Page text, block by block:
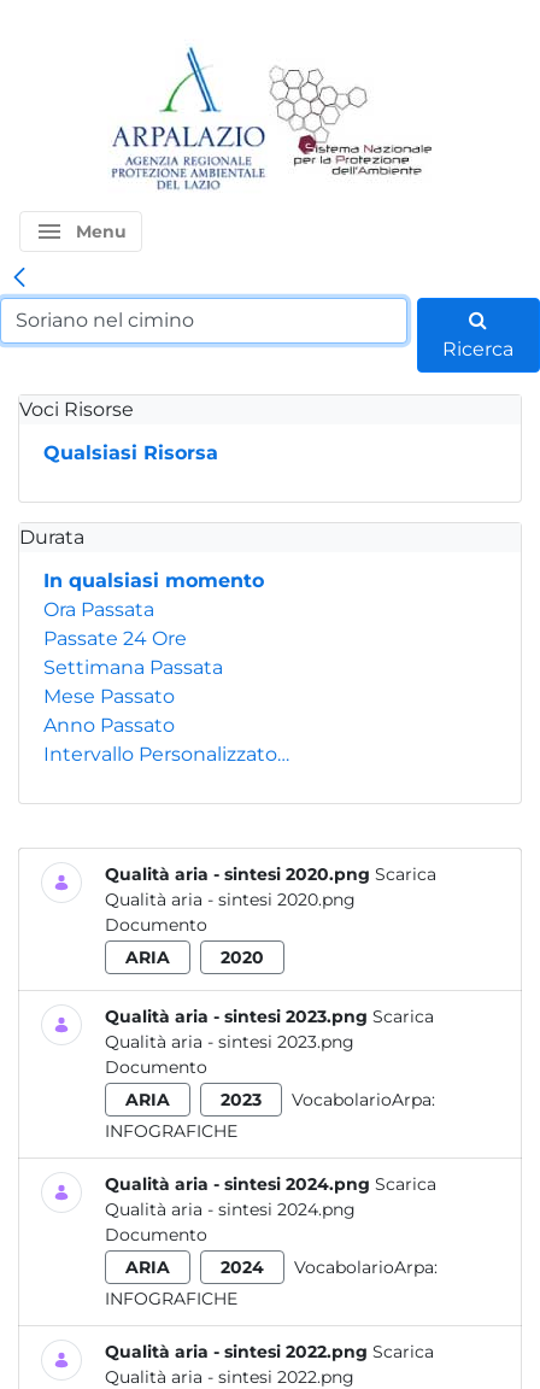
menu Menu
Ricerca
Voci Risorse
Qualsiasi Risorsa
Durata
In qualsiasi momento
Ora Passata
Passate 24 Ore
Settimana Passata
Mese Passato
Anno Passato
Intervallo Personalizzato…
Qualità aria - sintesi 2020.png Scarica
Qualità aria - sintesi 2020.png
Documento
ARIA
2020
Qualità aria - sintesi 2023.png Scarica
Qualità aria - sintesi 2023.png
Documento
ARIA
2023
VocabolarioArpa:
INFOGRAFICHE
Qualità aria - sintesi 2024.png Scarica
Qualità aria - sintesi 2024.png
Documento
ARIA
2024
VocabolarioArpa:
INFOGRAFICHE
Qualità aria - sintesi 2022.png Scarica
Qualità aria - sintesi 2022.png